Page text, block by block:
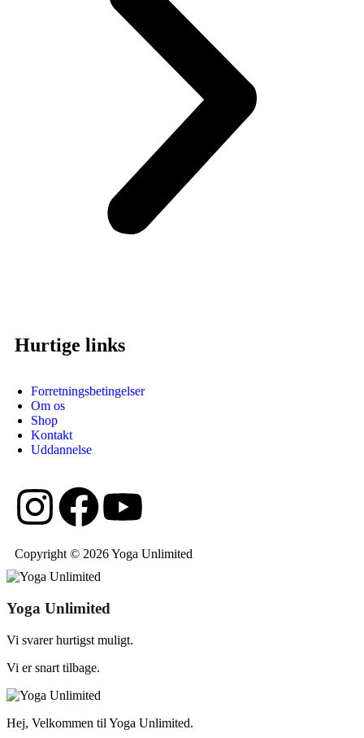
Hurtige links
Forretningsbetingelser
Om os
Shop
Kontakt
Uddannelse
Copyright © 2026 Yoga Unlimited
Yoga Unlimited
Vi svarer hurtigst muligt.
Vi er snart tilbage.
Hej, Velkommen til Yoga Unlimited.